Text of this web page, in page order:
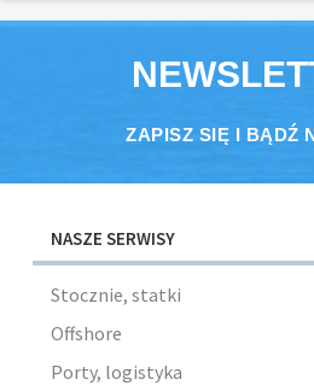
ZAPISZ SIĘ I BĄDŹ
NASZE SERWISY
Stocznie, statki
Offshore
Porty, logistyka